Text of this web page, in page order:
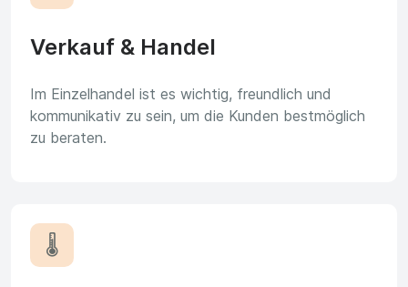
Verkauf & Handel
Im Einzelhandel ist es wichtig, freundlich und
kommunikativ zu sein, um die Kunden bestmöglich
zu beraten.
🌡️